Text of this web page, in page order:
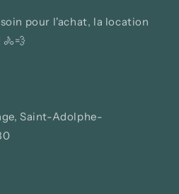
pour l'achat, la location
Saint-Adolphe-